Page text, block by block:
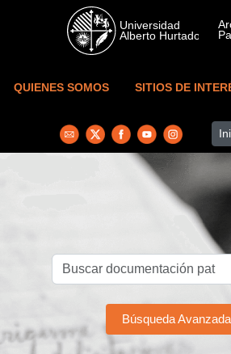
Skip to main content
QUIENES SOMOS SITIOS DE
Búsqueda